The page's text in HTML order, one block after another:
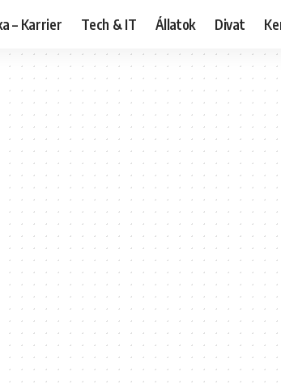
– Karrier Tech & IT Állatok Divat